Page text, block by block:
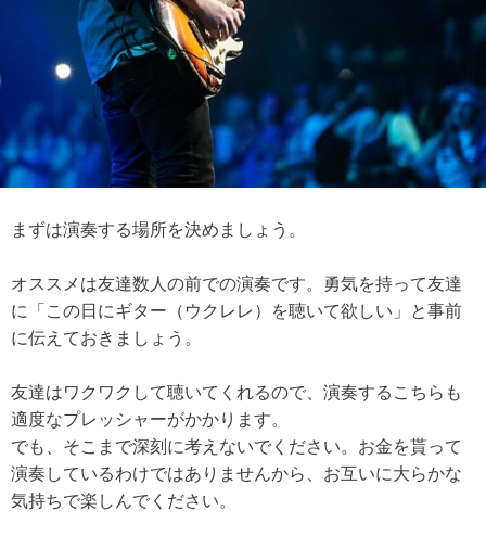
まずは演奏する場所を決めましょう。
オススメは友達数人の前での演奏です。勇気を持って友達
に「この日にギター（ウクレレ）を聴いて欲しい」と事前
に伝えておきましょう。
友達はワクワクして聴いてくれるので、演奏するこちらも
適度なプレッシャーがかかります。
でも、そこまで深刻に考えないでください。お金を貰って
演奏しているわけではありませんから、お互いに大らかな
気持ちで楽しんでください。